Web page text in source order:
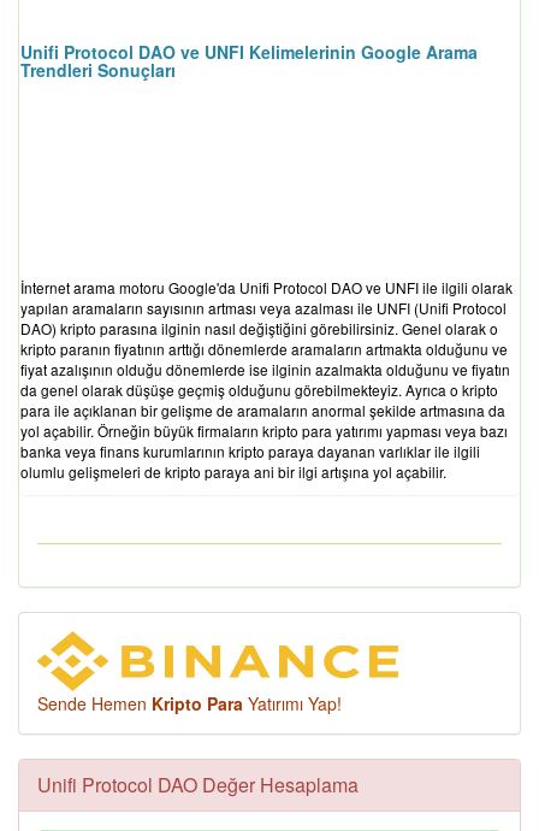
Unifi Protocol DAO ve UNFI Kelimelerinin Google Arama
Trendleri Sonuçları
İnternet arama motoru Google'da Unifi Protocol DAO ve UNFI ile ilgili olarak
yapılan aramaların sayısının artması veya azalması ile UNFI (Unifi Protocol
DAO) kripto parasına ilginin nasıl değiştiğini görebilirsiniz. Genel olarak o
kripto paranın fiyatının arttığı dönemlerde aramaların artmakta olduğunu ve
fiyat azalışının olduğu dönemlerde ise ilginin azalmakta olduğunu ve fiyatın
da genel olarak düşüşe geçmiş olduğunu görebilmekteyiz. Ayrıca o kripto
para ile açıklanan bir gelişme de aramaların anormal şekilde artmasına da
yol açabilir. Örneğin büyük firmaların kripto para yatırımı yapması veya bazı
banka veya finans kurumlarının kripto paraya dayanan varlıklar ile ilgili
olumlu gelişmeleri de kripto paraya ani bir ilgi artışına yol açabilir.
Sende Hemen Kripto Para Yatırımı Yap!
Unifi Protocol DAO Değer Hesaplama